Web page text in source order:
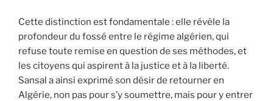
Cette distinction est fondamentale : elle révèle la
profondeur du fossé entre le régime algérien, qui
refuse toute remise en question de ses méthodes, et
les citoyens qui aspirent à la justice et à la liberté.
Sansal a ainsi exprimé son désir de retourner en
Algérie, non pas pour s’y soumettre, mais pour y entrer